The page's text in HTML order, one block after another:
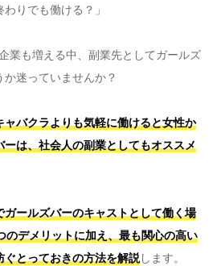
りでも働ける？」
業も増える中、副業先としてガールズ
迷っていませんか？
ャバクラよりも気軽に働けると女性か
は、社会人の副業としてもオススメ
ガールズバーのキャストとして働く場
のデメリットに加え、最も関心の高い
とっておきの方法を解説します。